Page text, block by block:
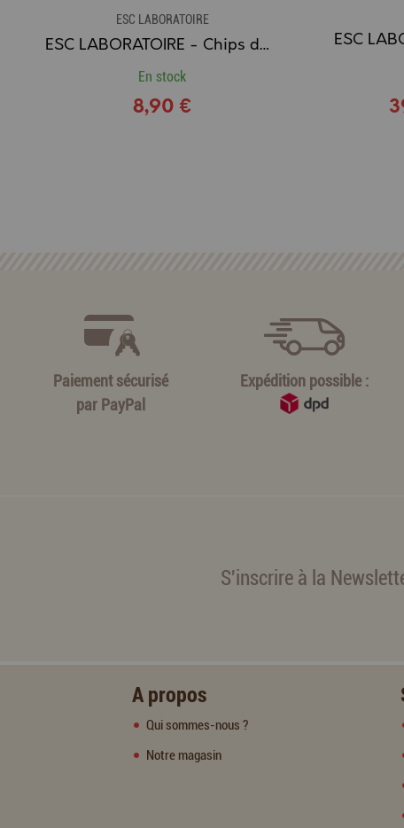
ESC LABORATOIRE
ESC LABORATOIRE - Chips de Carotte, Friandises sans Sucre & Naturelles
En stock
8,90 €
Paiement sécurisé
par PayPal
Expédition possible :
S'inscrire à la
A propos
Qui sommes-nous ?
Notre magasin